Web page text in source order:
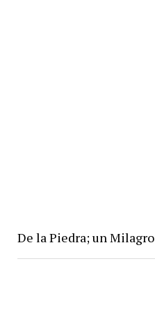
De la Piedra; un Milagro